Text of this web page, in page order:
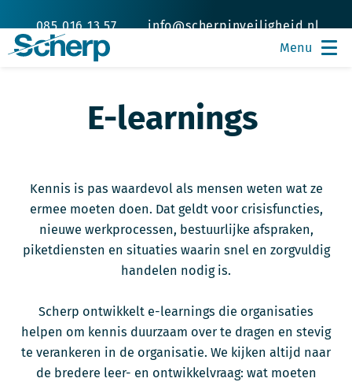
085 016 13 57 info@scherpinveiligheid.nl
E-learnings
Kennis is pas waardevol als mensen weten wat ze
ermee moeten doen. Dat geldt voor crisisfuncties,
nieuwe werkprocessen, bestuurlijke afspraken,
piketdiensten en situaties waarin snel en zorgvuldig
handelen nodig is.
Scherp ontwikkelt e-learnings die organisaties
helpen om kennis duurzaam over te dragen en stevig
te verankeren in de organisatie. We kijken altijd naar
de bredere leer- en ontwikkelvraag: wat moeten